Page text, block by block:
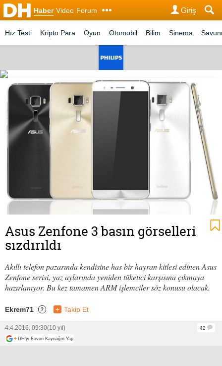
Haber Video Forum Giriş
Hız Testi Kripto Para Oyun Otomobil Bilim Sinema
Asus Zenfone 3 basın görselleri
sızdırıldı
Akıllı telefon pazarında kendisine has bir hayran kitlesi edinen Asus
Zenfone serisi, yaz aylarında yeniden tüketici karşısına çıkmaya
hazırlanıyor. Bu kez tamamen ARM işlemciler söz konusu olacak.
Ekrem71 ? + Takip Et
4.4.2016, 09:30(10 yıl)
42
+ DH'yi Favori Kaynağın Yap